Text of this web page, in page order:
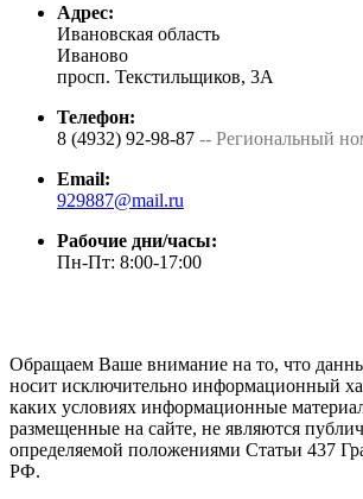
Адрес:
Ивановская область
Иваново
просп. Текстильщиков, 3А
Телефон:
8 (4932) 92-98-87 -- Региональный
Email:
929887@mail.ru
Рабочие дни/часы:
Пн-Пт: 8:00-17:00
Обращаем Ваше внимание на то, что
носит исключительно информационный
каких условиях информационные
размещенные на сайте, не являются
определяемой положениями Статьи 437
РФ.